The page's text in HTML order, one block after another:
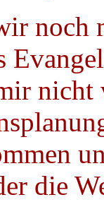
noch
nicht
die